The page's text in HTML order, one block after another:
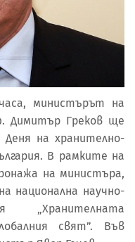
министърът на
Димитър Греков ще
на хранително-
В рамките на
на министъра,
национална научно-
„Хранителната
свят”. Във